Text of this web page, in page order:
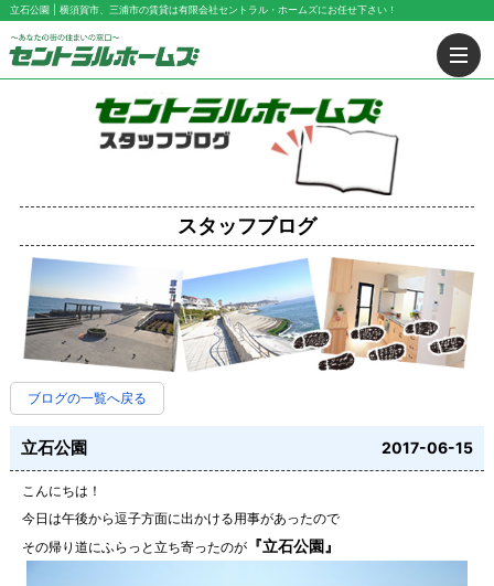
立石公園 | 横須賀市、三浦市の賃貸は有限会社セントラル・ホームズにお任せ下さい！
スタッフブログ
ブログの一覧へ戻る
立石公園 2017-06-15
こんにちは！
今日は午後から逗子方面に出かける用事があったので
その帰り道にふらっと立ち寄ったのが『立石公園』